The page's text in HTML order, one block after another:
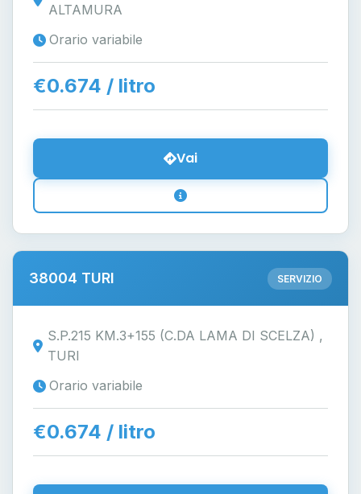
ALTAMURA
Orario variabile
€0.674 / litro
Vai
38004 TURI SERVIZIO
S.P.215 KM.3+155 (C.DA LAMA DI SCELZA) ,
TURI
Orario variabile
€0.674 / litro